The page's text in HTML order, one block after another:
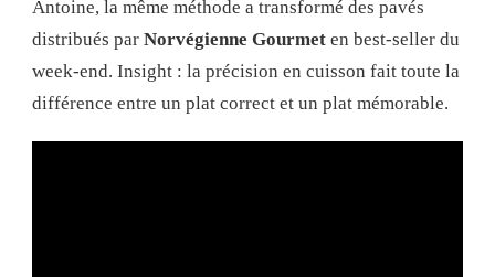
Antoine, la même méthode a transformé des pavés
distribués par Norvégienne Gourmet en best-seller du
week-end. Insight : la précision en cuisson fait toute la
différence entre un plat correct et un plat mémorable.